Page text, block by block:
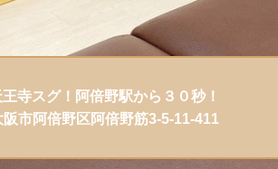
王寺スグ！阿倍野駅から３０秒！
阪市阿倍野区阿倍野筋3-5-11-411